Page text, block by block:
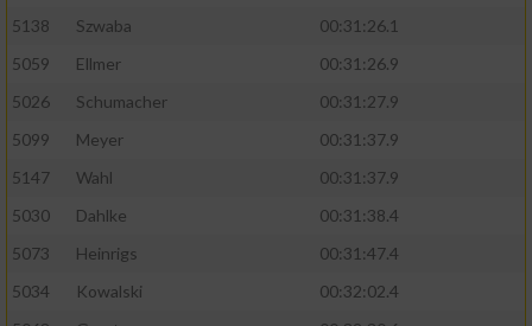
5138
Szwaba
00:31:26.1
5059
Ellmer
00:31:26.9
5026
Schumacher
00:31:27.9
5099
Meyer
00:31:37.9
5147
Wahl
00:31:37.9
5030
Dahlke
00:31:38.4
5073
Heinrigs
00:31:47.4
5034
Kowalski
00:32:02.4